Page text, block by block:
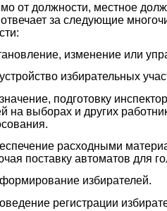
от должности, местное
за следующие
изменение или
избирательных
подготовку
на выборах и других
расходными
поставку автоматов для
избирателей.
регистрации